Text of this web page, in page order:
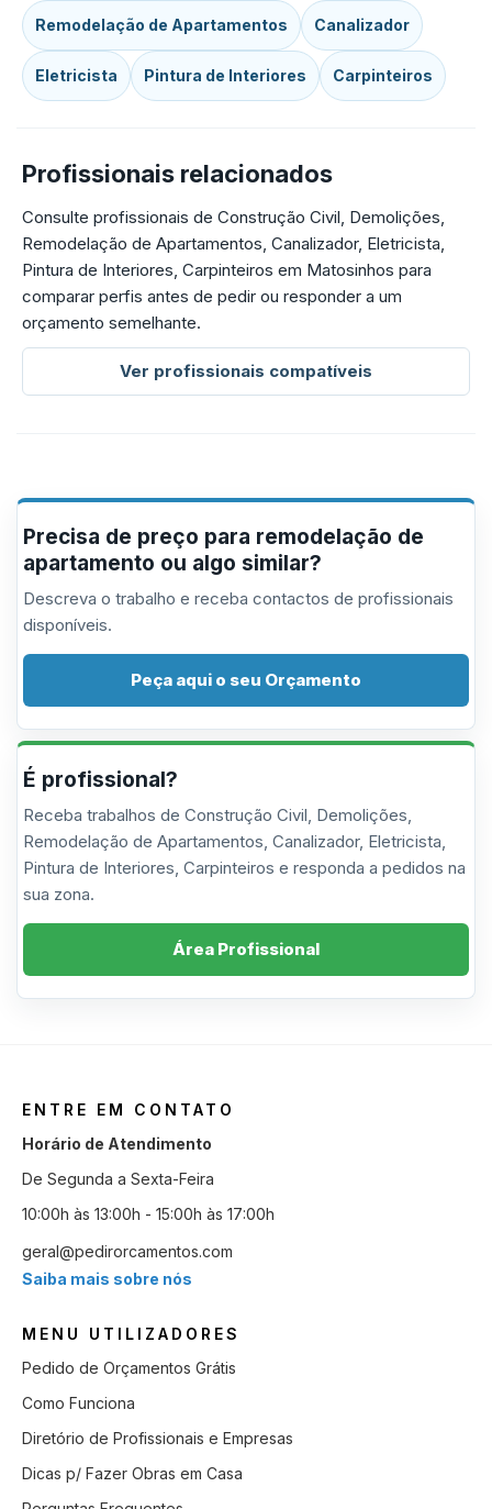
Remodelação de Apartamentos Canalizador
Eletricista Pintura de Interiores Carpinteiros
Profissionais relacionados
Consulte profissionais de Construção Civil, Demolições,
Remodelação de Apartamentos, Canalizador, Eletricista,
Pintura de Interiores, Carpinteiros em Matosinhos para
comparar perfis antes de pedir ou responder a um
orçamento semelhante.
Ver profissionais compatíveis
Precisa de preço para remodelação de
apartamento ou algo similar?
Descreva o trabalho e receba contactos de profissionais
disponíveis.
Peça aqui o seu Orçamento
É profissional?
Receba trabalhos de Construção Civil, Demolições,
Remodelação de Apartamentos, Canalizador, Eletricista,
Pintura de Interiores, Carpinteiros e responda a pedidos na
sua zona.
Área Profissional
ENTRE EM CONTATO
Horário de Atendimento
De Segunda a Sexta-Feira
10:00h às 13:00h - 15:00h às 17:00h
geral@pedirorcamentos.com
Saiba mais sobre nós
MENU UTILIZADORES
Pedido de Orçamentos Grátis
Como Funciona
Diretório de Profissionais e Empresas
Dicas p/ Fazer Obras em Casa